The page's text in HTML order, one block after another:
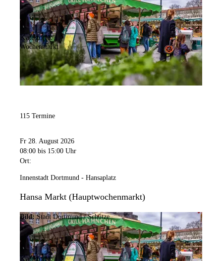
Kategorie:
Wochenmarkt
115 Termine
Fr 28. August 2026
08:00 bis 15:00 Uhr
Ort:
Innenstadt Dortmund - Hansaplatz
Hansa Markt (Hauptwochenmarkt)
Bild: Stadt Dortmund / Schütze
Kategorie: